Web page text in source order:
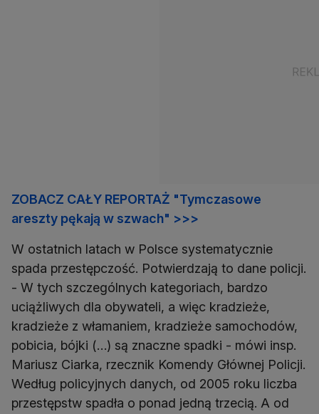
ZOBACZ CAŁY REPORTAŻ "Tymczasowe
areszty pękają w szwach" >>>
W ostatnich latach w Polsce systematycznie
spada przestępczość. Potwierdzają to dane policji.
- W tych szczególnych kategoriach, bardzo
uciążliwych dla obywateli, a więc kradzieże,
kradzieże z włamaniem, kradzieże samochodów,
pobicia, bójki (…) są znaczne spadki - mówi insp.
Mariusz Ciarka, rzecznik Komendy Głównej Policji.
Według policyjnych danych, od 2005 roku liczba
przestępstw spadła o ponad jedną trzecią. A od